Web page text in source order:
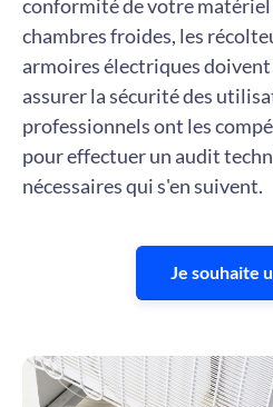
conformité de votre
chambres froides, les
armoires électriques
assurer la sécurité des
professionnels ont les
pour effectuer un audit
nécessaires qui s'en suivent.
Je souhaite